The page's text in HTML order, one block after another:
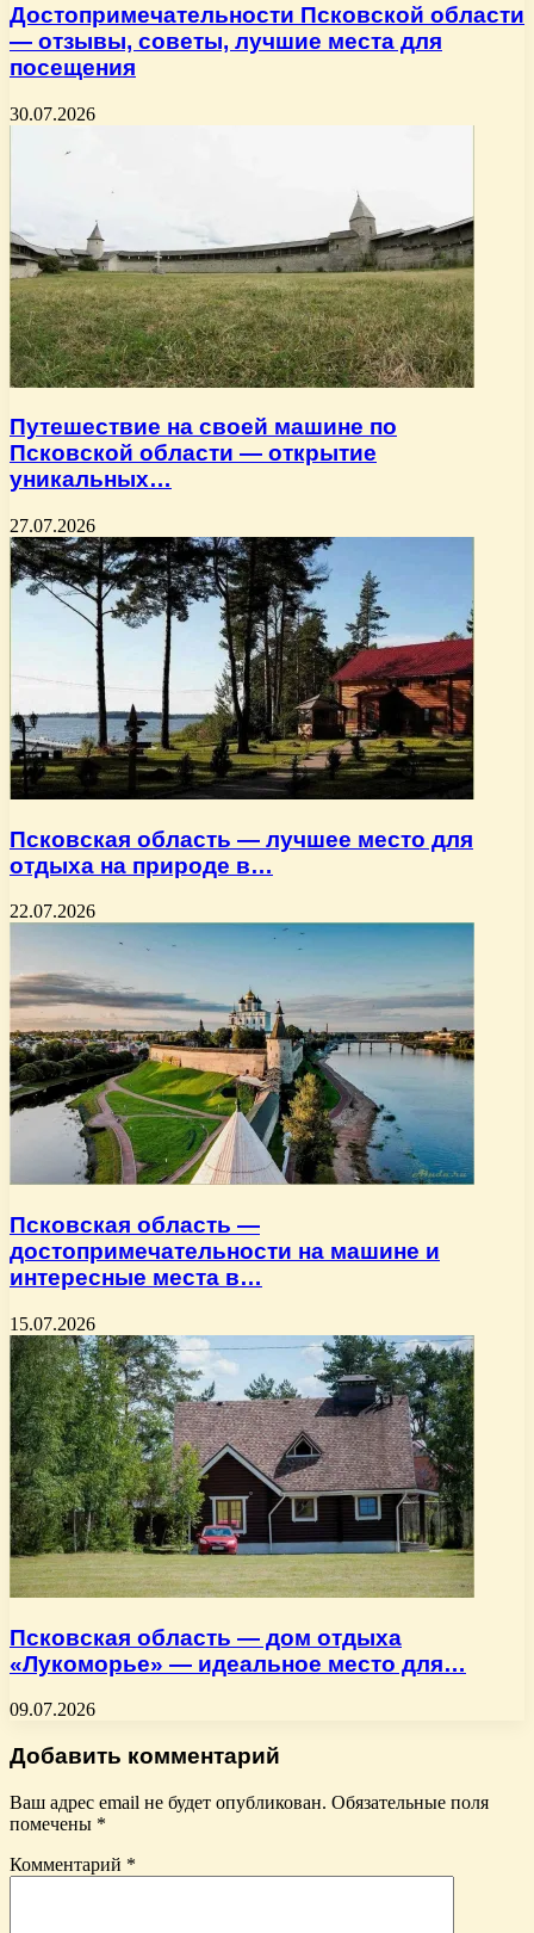
Достопримечательности Псковской области
— отзывы, советы, лучшие места для
посещения
30.07.2026
Путешествие на своей машине по
Псковской области — открытие
уникальных…
27.07.2026
Псковская область — лучшее место для
отдыха на природе в…
22.07.2026
Псковская область —
достопримечательности на машине и
интересные места в…
15.07.2026
Псковская область — дом отдыха
«Лукоморье» — идеальное место для…
09.07.2026
Добавить комментарий
Ваш адрес email не будет опубликован. Обязательные поля
помечены *
Комментарий *